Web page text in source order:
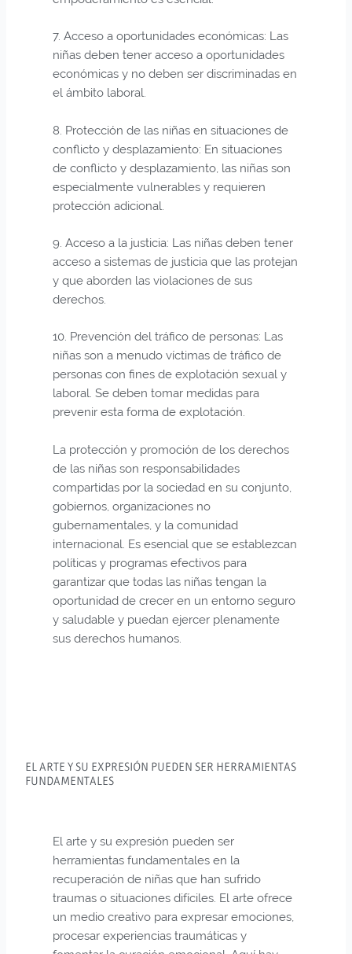
7. Acceso a oportunidades económicas: Las
niñas deben tener acceso a oportunidades
económicas y no deben ser discriminadas en
el ámbito laboral.
8. Protección de las niñas en situaciones de
conflicto y desplazamiento: En situaciones
de conflicto y desplazamiento, las niñas son
especialmente vulnerables y requieren
protección adicional.
9. Acceso a la justicia: Las niñas deben tener
acceso a sistemas de justicia que las protejan
y que aborden las violaciones de sus
derechos.
10. Prevención del tráfico de personas: Las
niñas son a menudo víctimas de tráfico de
personas con fines de explotación sexual y
laboral. Se deben tomar medidas para
prevenir esta forma de explotación.
La protección y promoción de los derechos
de las niñas son responsabilidades
compartidas por la sociedad en su conjunto,
gobiernos, organizaciones no
gubernamentales, y la comunidad
internacional. Es esencial que se establezcan
políticas y programas efectivos para
garantizar que todas las niñas tengan la
oportunidad de crecer en un entorno seguro
y saludable y puedan ejercer plenamente
sus derechos humanos.
EL ARTE Y SU EXPRESIÓN PUEDEN SER HERRAMIENTAS
FUNDAMENTALES
El arte y su expresión pueden ser
herramientas fundamentales en la
recuperación de niñas que han sufrido
traumas o situaciones difíciles. El arte ofrece
un medio creativo para expresar emociones,
procesar experiencias traumáticas y